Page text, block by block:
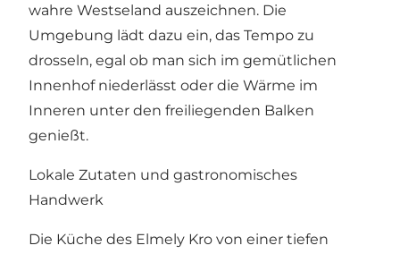
wahre Westseland auszeichnen. Die
Umgebung lädt dazu ein, das Tempo zu
drosseln, egal ob man sich im gemütlichen
Innenhof niederlässt oder die Wärme im
Inneren unter den freiliegenden Balken
genießt.
Lokale Zutaten und gastronomisches
Handwerk
Die Küche des Elmely Kro von einer tiefen